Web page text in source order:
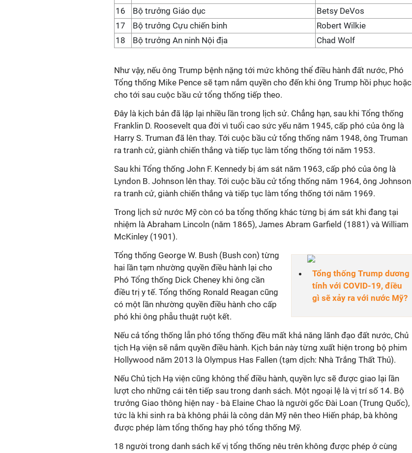
16
Bộ trưởng Giáo dục
Betsy DeVos
17
Bộ trưởng Cựu chiến binh
Robert Wilkie
18
Bộ trưởng An ninh Nội địa Chad Wolf
Như vậy, nếu ông Trump bệnh nặng tới mức không thể điều hành đất nước, Phó
Tổng thống Mike Pence sẽ tạm nắm quyền cho đến khi ông Trump hồi phục hoặc
cho tới sau cuộc bầu cử tổng thống tiếp theo.
Đây là kịch bản đã lặp lại nhiều lần trong lịch sử. Chẳng hạn, sau khi Tổng thống
Franklin D. Roosevelt qua đời vì tuổi cao sức yếu năm 1945, cấp phó của ông là
Harry S. Truman đã lên thay. Tới cuộc bầu cử tổng thống năm 1948, ông Truman
ra tranh cử, giành chiến thắng và tiếp tục làm tổng thống tới năm 1953.
Sau khi Tổng thống John F. Kennedy bị ám sát năm 1963, cấp phó của ông là
Lyndon B. Johnson lên thay. Tới cuộc bầu cử tổng thống năm 1964, ông Johnson
ra tranh cử, giành chiến thắng và tiếp tục làm tổng thống tới năm 1969.
Trong lịch sử nước Mỹ còn có ba tổng thống khác từng bị ám sát khi đang tại
nhiệm là Abraham Lincoln (năm 1865), James Abram Garfield (1881) và William
McKinley (1901).
Tổng thống Trump dương
tính với COVID-19, điều
gì sẽ xảy ra với nước Mỹ?
Tổng thống George W. Bush (Bush con) từng
hai lần tạm nhường quyền điều hành lại cho
Phó Tổng thống Dick Cheney khi ông cần
điều trị y tế. Tổng thống Ronald Reagan cũng
có một lần nhường quyền điều hành cho cấp
phó khi ông phẫu thuật ruột kết.
Nếu cả tổng thống lẫn phó tổng thống đều mất khả năng lãnh đạo đất nước, Chủ
tịch Hạ viện sẽ nắm quyền điều hành. Kịch bản này từng xuất hiện trong bộ phim
Hollywood năm 2013 là Olympus Has Fallen (tạm dịch: Nhà Trắng Thất Thủ).
Nếu Chủ tịch Hạ viện cũng không thể điều hành, quyền lực sẽ được giao lại lần
lượt cho những cái tên tiếp sau trong danh sách. Một ngoại lệ là vị trí số 14. Bộ
trưởng Giao thông hiện nay - bà Elaine Chao là người gốc Đài Loan (Trung Quốc),
tức là khi sinh ra bà không phải là công dân Mỹ nên theo Hiến pháp, bà không
được phép làm tổng thống hay phó tổng thống Mỹ.
18 người trong danh sách kế vị tổng thống nêu trên không được phép ở cùng